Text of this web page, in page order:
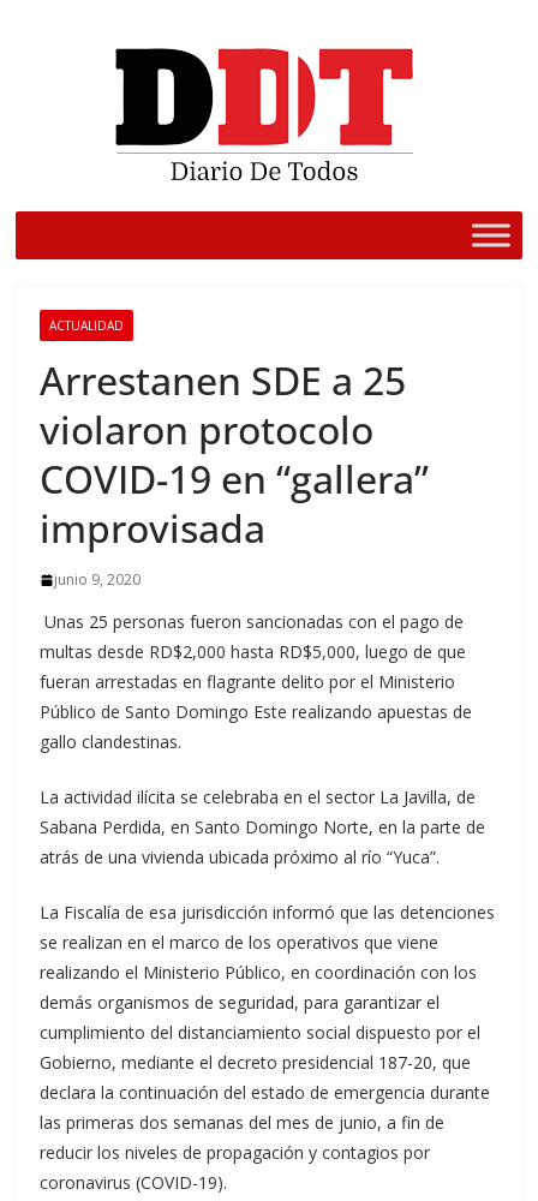
ACTUALIDAD
Arrestanen SDE a 25
violaron protocolo
COVID-19 en “gallera”
improvisada
junio 9, 2020
Unas 25 personas fueron sancionadas con el pago de
multas desde RD$2,000 hasta RD$5,000, luego de que
fueran arrestadas en flagrante delito por el Ministerio
Público de Santo Domingo Este realizando apuestas de
gallo clandestinas.
La actividad ilícita se celebraba en el sector La Javilla, de
Sabana Perdida, en Santo Domingo Norte, en la parte de
atrás de una vivienda ubicada próximo al río “Yuca”.
La Fiscalía de esa jurisdicción informó que las detenciones
se realizan en el marco de los operativos que viene
realizando el Ministerio Público, en coordinación con los
demás organismos de seguridad, para garantizar el
cumplimiento del distanciamiento social dispuesto por el
Gobierno, mediante el decreto presidencial 187-20, que
declara la continuación del estado de emergencia durante
las primeras dos semanas del mes de junio, a fin de
reducir los niveles de propagación y contagios por
coronavirus (COVID-19).